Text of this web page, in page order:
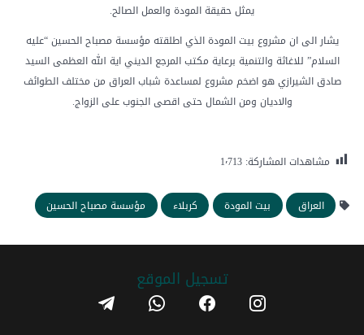
يمثل حقيقة المودة والعمل الصالح.
يشار الى ان مشروع بيت المودة الذي اطلقته مؤسسة مصباح الحسين “عليه
السلام” للاغاثة والتنمية برعاية مكتب المرجع الديني اية الله العظمى السيد
صادق الشيرازي هو اضخم مشروع لمساعدة شباب العراق من مختلف الطوائف
والاديان ومن الشمال حتى اقصى الجنوب على الزواج.
مشاهدات المشاركة: 1٬713
العراق بيت المودة كربلاء مؤسسة مصباح الحسين
تسجیل الموقع instagram
facebook
whatsapp
telegram